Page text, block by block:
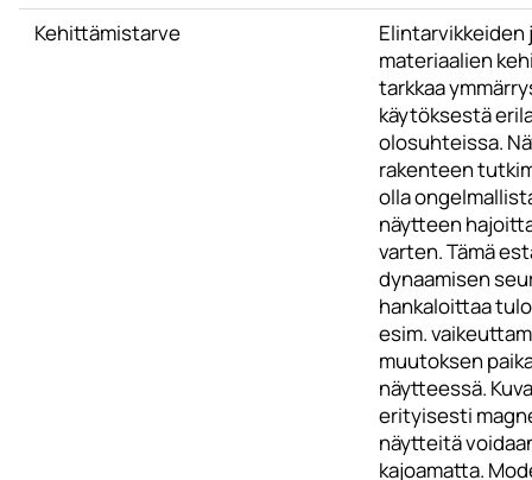
Kehittämistarve
Elintarvikkeiden
materiaalien
tarkkaa
käytöksestä
olosuhteissa.
rakenteen
olla
näytteen
varten. Tämä
dynaamisen
hankaloittaa
esim.
muutoksen
näytteessä.
erityisesti
näytteitä
kajoamatta.